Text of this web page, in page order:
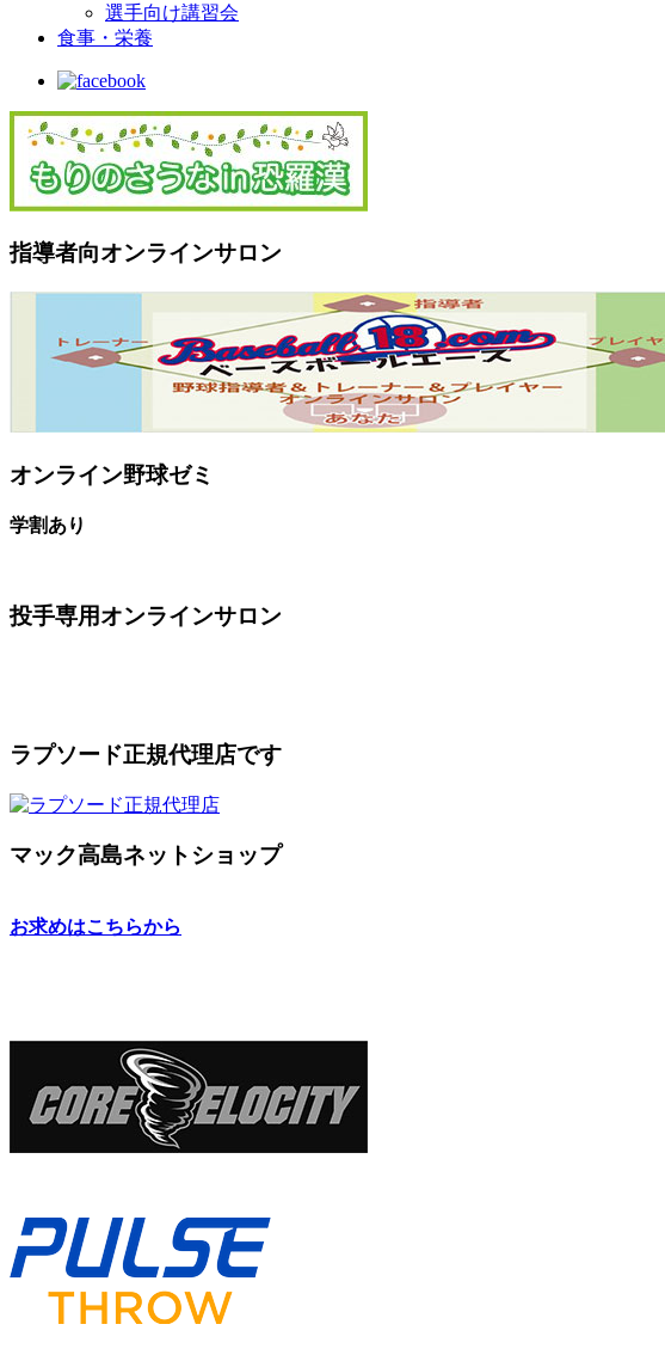
選手向け講習会
食事・栄養
指導者向オンラインサロン
オンライン野球ゼミ
学割あり
投手専用オンラインサロン
ラプソード正規代理店です
マック高島ネットショップ
お求めはこちらから